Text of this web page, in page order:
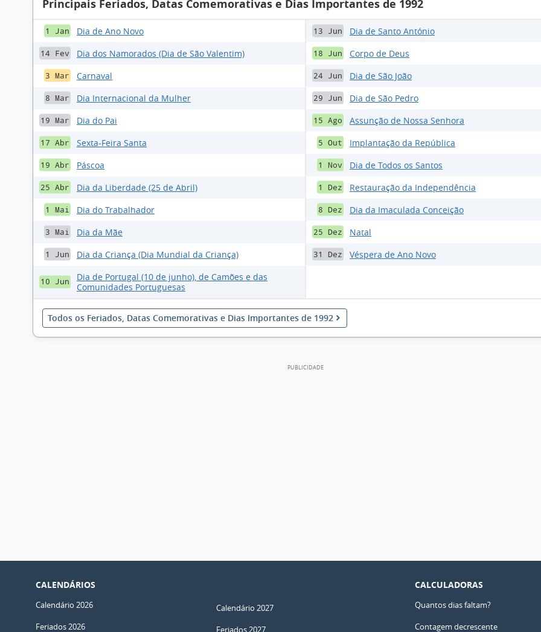
Principais Feriados, Datas Comemorativas e Dias Importantes de 1992
1 Jan Dia de Ano Novo
14 Fev Dia dos Namorados (Dia de São Valentim)
3 Mar Carnaval
8 Mar Dia Internacional da Mulher
19 Mar Dia do Pai
17 Abr Sexta-Feira Santa
19 Abr Páscoa
25 Abr Dia da Liberdade (25 de Abril)
1 Mai Dia do Trabalhador
3 Mai Dia da Mãe
1 Jun Dia da Criança (Dia Mundial da Criança)
10 Jun
Dia de Portugal (10 de junho), de Camões e das
Comunidades Portuguesas
13 Jun Dia de Santo António
18 Jun Corpo de Deus
24 Jun Dia de São João
29 Jun Dia de São Pedro
15 Ago Assunção de Nossa Senhora
5 Out Implantação da República
1 Nov Dia de Todos os Santos
1 Dez Restauração da Independência
8 Dez Dia da Imaculada Conceição
25 Dez Natal
31 Dez Véspera de Ano Novo
Todos os Feriados, Datas Comemorativas e Dias Importantes de 1992
CALENDÁRIOS
Calendário 2026
Feriados 2026
Calendário 2027
Feriados 2027
CALCULADORAS
Quantos dias faltam?
Contagem decrescente